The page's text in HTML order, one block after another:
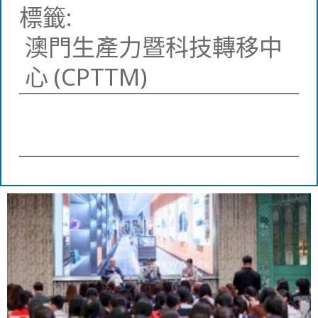
標籤:
澳門生產力暨科技轉移中
心 (CPTTM)
PagePage